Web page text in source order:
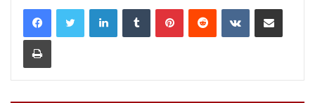
LinkedInTumblr PinterestReddit VKontakteShare via Email
Print